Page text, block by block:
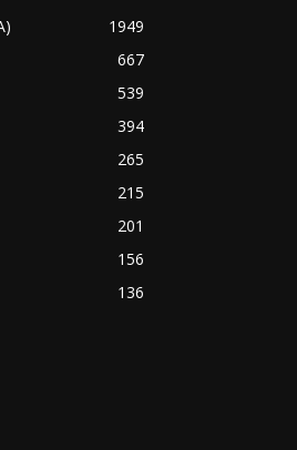
1949
667
539
394
265
215
201
156
136